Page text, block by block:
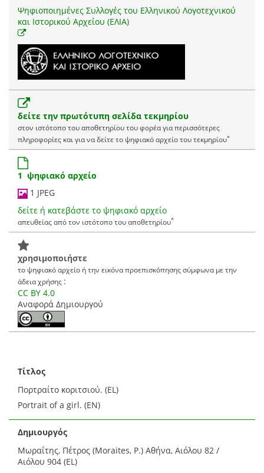
Ψηφιοποιημένες Συλλογές του Ελληνικού Λογοτεχνικού
και Ιστορικού Αρχείου (ΕΛΙΑ)
δείτε την πρωτότυπη σελίδα τεκμηρίου
στον ιστότοπο του αποθετηρίου του φορέα για περισσότερες
πληροφορίες και για να δείτε το ψηφιακό αρχείο του τεκμηρίου*
1 ψηφιακό αρχείο
1 JPEG
δείτε ή κατεβάστε το ψηφιακό αρχείο
απευθείας από τον ιστότοπο του αποθετηρίου*
χρησιμοποιήστε
το ψηφιακό αρχείο ή την εικόνα προεπισκόπησης σύμφωνα με την
άδεια χρήσης :
CC BY 4.0
Αναφορά Δημιουργού
Τίτλος
Πορτραίτο κοριτσιού. (EL)
Portrait of a girl. (EN)
Δημιουργός
Μωραΐτης, Πέτρος (Moraites, P.) Αθήνα, Αιόλου 82 /
Αιόλου 904 (EL)